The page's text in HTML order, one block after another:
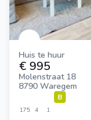
Huis te huur
€ 995
Molenstraat 18
8790 Waregem
175 4 1
B